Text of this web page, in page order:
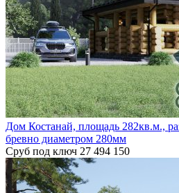
Дом Костанай, площадь 282кв.м.,
бревно диаметром 280мм
Сруб под ключ 27 494 150